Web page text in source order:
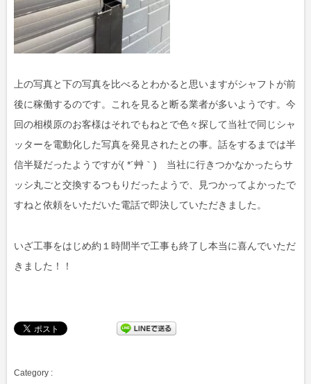
上の写真と下の写真を比べるとわかると思いますがシャフトが前
後に稼働するのです。これを見ると断る業者が多いようです。今
回の相模原のお客様はそれでもねとで色々探して当社で同じシャ
ッターを電動化した写真を発見されたとの事。話をするまでは半
信半疑だったようですが( *´艸｀) 当社に行きつかなかったらサ
ッシ丸ごと交換するつもりだったようで、見つかってよかったで
すねと依頼をいただいた電話で即決していただきました。
いざ工事をはじめ約１時間半で工事も終了し本当に喜んでいただ
きました！！